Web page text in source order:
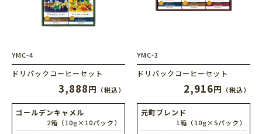
YMC-4
ドリパックコーヒーセット
3,888円 （税込）
ゴールデンキャメル
2箱（10g×10パック）
YMC-3
ドリパックコーヒーセット
2,916円 （税込）
元町ブレンド
1箱（10g×5パック）